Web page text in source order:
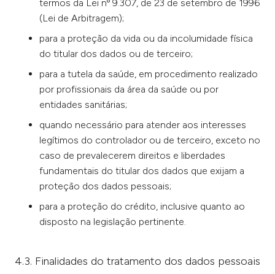
termos da Lei nº 9.307, de 23 de setembro de 1996
(Lei de Arbitragem);
para a proteção da vida ou da incolumidade física
do titular dos dados ou de terceiro;
para a tutela da saúde, em procedimento realizado
por profissionais da área da saúde ou por
entidades sanitárias;
quando necessário para atender aos interesses
legítimos do controlador ou de terceiro, exceto no
caso de prevalecerem direitos e liberdades
fundamentais do titular dos dados que exijam a
proteção dos dados pessoais;
para a proteção do crédito, inclusive quanto ao
disposto na legislação pertinente.
4.3. Finalidades do tratamento dos dados pessoais